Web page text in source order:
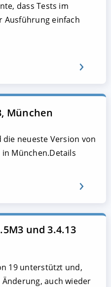
dass Tests im
Ausführung einfach
München
die neueste Version von
in München.Details
und 3.4.13
19 unterstützt und,
auch wieder